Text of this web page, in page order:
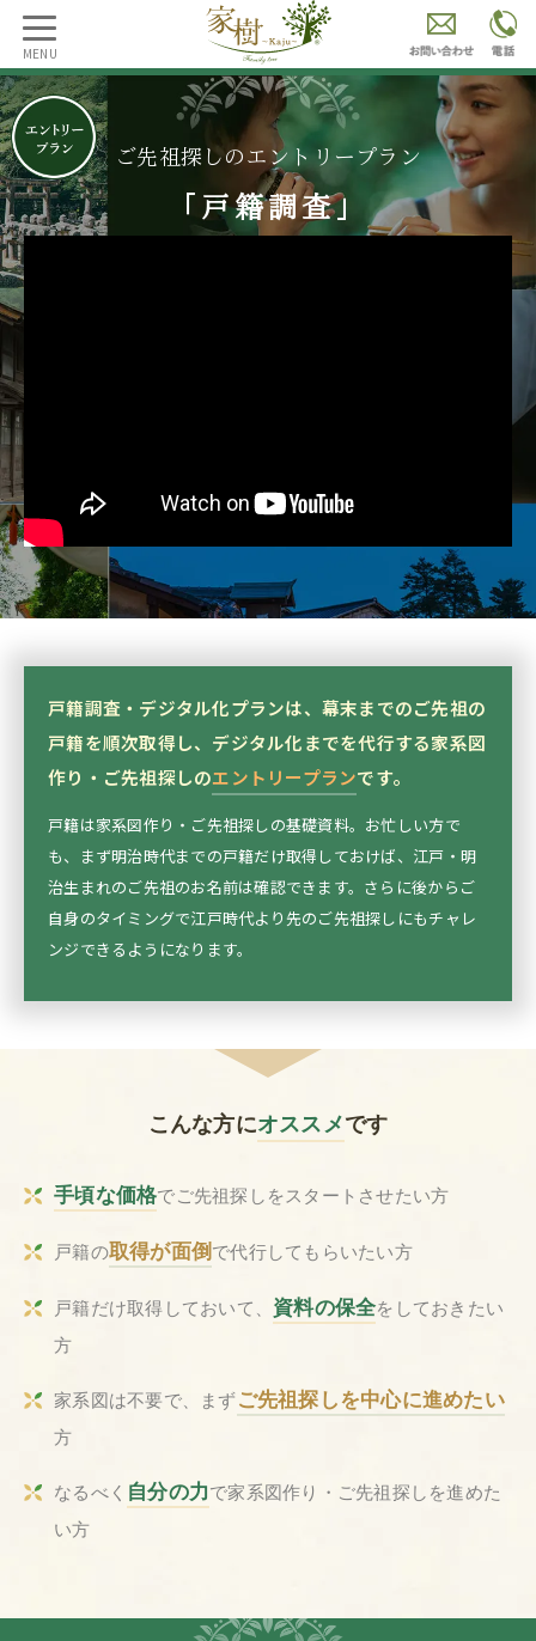
MENU
ご先祖探しのエントリープラン
「戸籍調査」
戸籍調査・デジタル化プランは、幕末までのご先祖の
戸籍を順次取得し、デジタル化までを代行する家系図
作り・ご先祖探しのエントリープランです。
戸籍は家系図作り・ご先祖探しの基礎資料。お忙しい方で
も、まず明治時代までの戸籍だけ取得しておけば、江戸・明
治生まれのご先祖のお名前は確認できます。さらに後からご
自身のタイミングで江戸時代より先のご先祖探しにもチャレ
ンジできるようになります。
こんな方にオススメです
手頃な価格でご先祖探しをスタートさせたい方
戸籍の取得が面倒 で代行してもらいたい方
戸籍だけ取得しておいて、 資料の保全をしておきたい
方
家系図は不要で、まずご先祖探しを中心に進めたい
方
なるべく 自分の力で家系図作り・ご先祖探しを進めた
い方